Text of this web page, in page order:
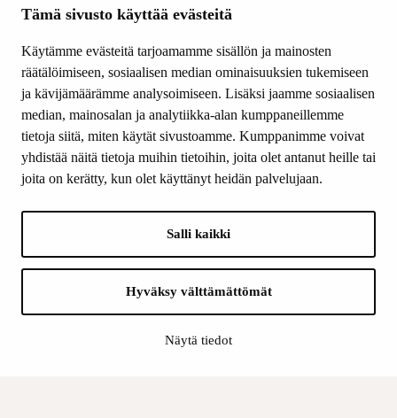
Tämä sivusto käyttää evästeitä
Käytämme evästeitä tarjoamamme sisällön ja mainosten
räätälöimiseen, sosiaalisen median ominaisuuksien tukemiseen
ja kävijämäärämme analysoimiseen. Lisäksi jaamme sosiaalisen
median, mainosalan ja analytiikka-alan kumppaneillemme
tietoja siitä, miten käytät sivustoamme. Kumppanimme voivat
yhdistää näitä tietoja muihin tietoihin, joita olet antanut heille tai
joita on kerätty, kun olet käyttänyt heidän palvelujaan.
Salli kaikki
Hyväksy välttämättömät
Näytä tiedot
Ajankohtaista
Yhteystiedot
SEURAA MEITÄ
Facebook
Instagram
LinkedIn
Suomen Kulttuurirahasto: